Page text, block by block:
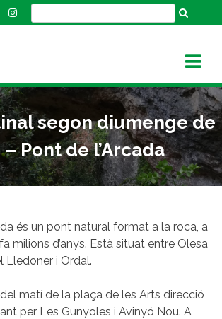
segon diumenge de
Pont de l’Arcada
és un pont natural format a la roca, a
milions d’anys. Està situat entre Olesa
Lledoner i Ordal.
matí de la plaça de les Arts direcció
per Les Gunyoles i Avinyó Nou. A